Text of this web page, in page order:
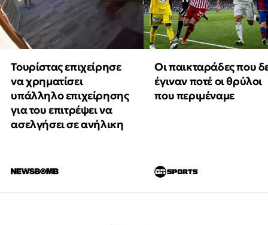
Τουρίστας επιχείρησε
να χρηματίσει
υπάλληλο επιχείρησης
για του επιτρέψει να
ασελγήσει σε ανήλικη
Οι παικταράδες που
έγιναν ποτέ οι θρύλοι
που περιμέναμε